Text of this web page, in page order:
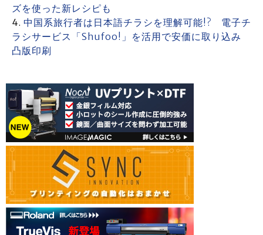
ズを使った新レシピも
中国系旅行者は日本語チラシを理解可能!? 電子チ
ラシサービス「Shufoo!」を活用で安価に取り込み
凸版印刷